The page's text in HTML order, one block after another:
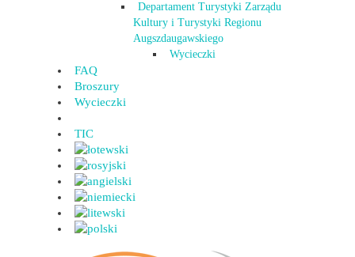
Departament Turystyki Zarządu
Kultury i Turystyki Regionu
Augszdaugawskiego
Wycieczki
FAQ
Broszury
Wycieczki
TIC